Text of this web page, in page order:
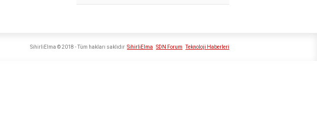
SihirliElma SDN Forum Teknoloji Haberleri
SihirliElma © 2018 - Tüm hakları saklıdır